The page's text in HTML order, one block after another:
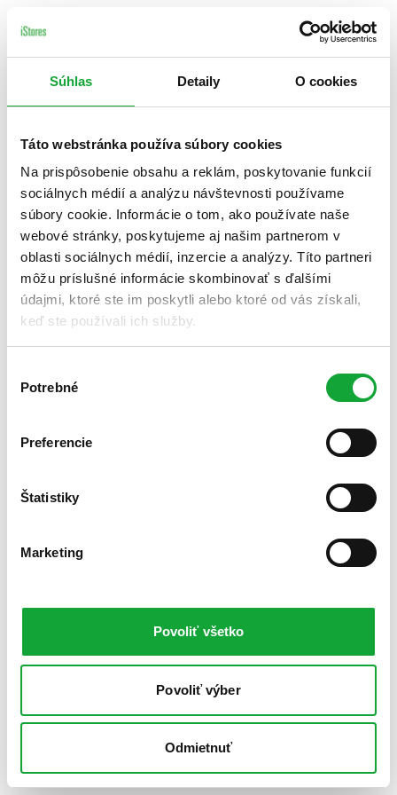
Súhlas Detaily O cookies
Táto webstránka používa súbory cookies
Na prispôsobenie obsahu a reklám, poskytovanie funkcií
sociálnych médií a analýzu návštevnosti používame
súbory cookie. Informácie o tom, ako používate naše
webové stránky, poskytujeme aj našim partnerom v
oblasti sociálnych médií, inzercie a analýzy. Títo partneri
môžu príslušné informácie skombinovať s ďalšími
údajmi, ktoré ste im poskytli alebo ktoré od vás získali,
keď ste používali ich služby.
súhlasu
Potrebné
Preferencie
Štatistiky
Marketing
Povoliť všetko
Povoliť výber
Odmietnuť